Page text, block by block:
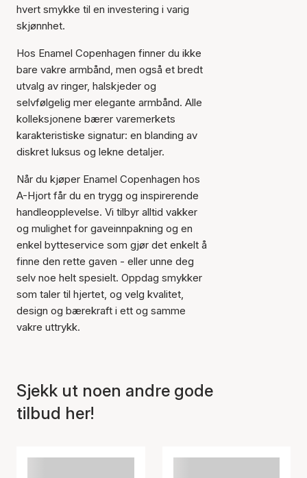
Varen er lagt til i
handlekurven
hvert smykke til en investering i varig
skjønnhet.
Hos Enamel Copenhagen finner du ikke
bare vakre armbånd, men også et bredt
utvalg av ringer, halskjeder og
selvfølgelig mer elegante armbånd. Alle
kolleksjonene bærer varemerkets
karakteristiske signatur: en blanding av
diskret luksus og lekne detaljer.
Når du kjøper Enamel Copenhagen hos
A-Hjort får du en trygg og inspirerende
handleopplevelse. Vi tilbyr alltid vakker
og mulighet for gaveinnpakning og en
enkel bytteservice som gjør det enkelt å
finne den rette gaven - eller unne deg
selv noe helt spesielt. Oppdag smykker
som taler til hjertet, og velg kvalitet,
design og bærekraft i ett og samme
vakre uttrykk.
Sjekk ut noen andre gode
tilbud her!